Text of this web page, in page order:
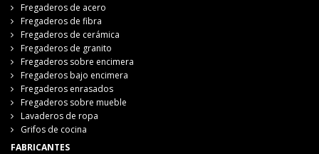
Fregaderos de acero
Fregaderos de fibra
Fregaderos de cerámica
Fregaderos de granito
Fregaderos sobre encimera
Fregaderos bajo encimera
Fregaderos enrasados
Fregaderos sobre mueble
Lavaderos de ropa
Grifos de cocina
FABRICANTES